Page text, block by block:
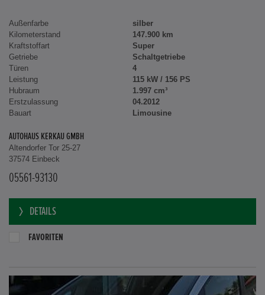
Außenfarbe
silber
Kilometerstand
147.900 km
Kraftstoffart
Super
Getriebe
Schaltgetriebe
Türen
4
Leistung
115 kW / 156 PS
Hubraum
1.997 cm³
Erstzulassung
04.2012
Bauart
Limousine
AUTOHAUS KERKAU GMBH
Altendorfer Tor 25-27
37574 Einbeck
05561-93130
DETAILS
FAVORITEN